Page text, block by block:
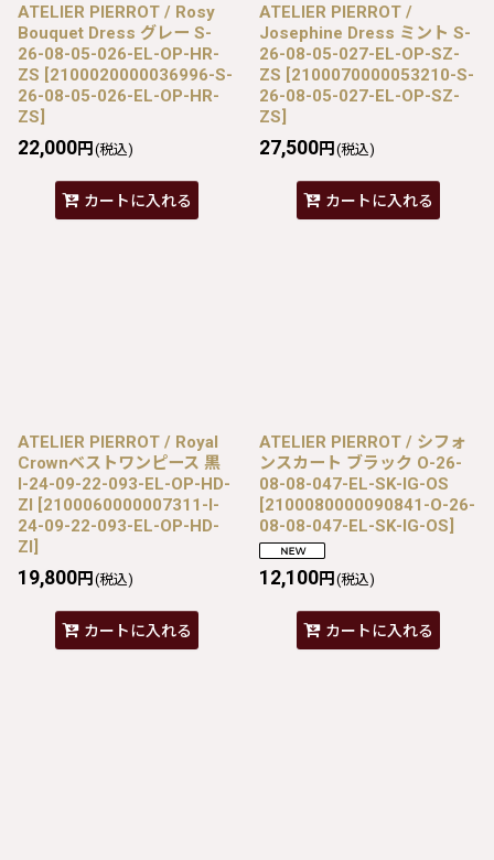
ATELIER PIERROT / Rosy
Bouquet Dress グレー S-
26-08-05-026-EL-OP-HR-
ZS [2100020000036996-S-
26-08-05-026-EL-OP-HR-
ZS]
22,000円 (税込)
カートに入れる
ATELIER PIERROT /
Josephine Dress ミント S-
26-08-05-027-EL-OP-SZ-
ZS [2100070000053210-S-
26-08-05-027-EL-OP-SZ-
ZS]
27,500円 (税込)
カートに入れる
ATELIER PIERROT / Royal
Crownベストワンピース 黒
I-24-09-22-093-EL-OP-HD-
ZI [2100060000007311-I-
24-09-22-093-EL-OP-HD-
ZI]
19,800円 (税込)
カートに入れる
ATELIER PIERROT / シフォ
ンスカート ブラック O-26-
08-08-047-EL-SK-IG-OS
[2100080000090841-O-26-
08-08-047-EL-SK-IG-OS]
12,100円 (税込)
カートに入れる